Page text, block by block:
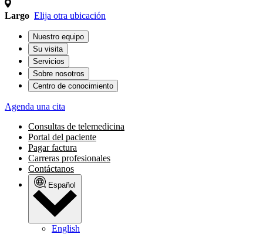
Largo Elija otra ubicación
Nuestro equipo
Su visita
Servicios
Sobre nosotros
Centro de conocimiento
Agenda una cita
Consultas de telemedicina
Portal del paciente
Pagar factura
Carreras profesionales
Contáctanos
Español
English